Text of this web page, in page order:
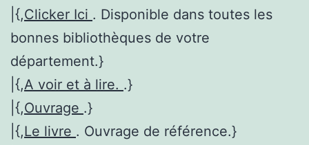
|{,Clicker Ici . Disponible dans toutes les
bonnes bibliothèques de votre
département.}
|{,A voir et à lire. .}
|{,Ouvrage .}
|{,Le livre . Ouvrage de référence.}